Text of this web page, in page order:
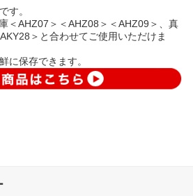
す。
＜AHZ07＞＜AHZ08＞＜AHZ09＞、真
＞と合わせてご使用いただけま
に保存できます。